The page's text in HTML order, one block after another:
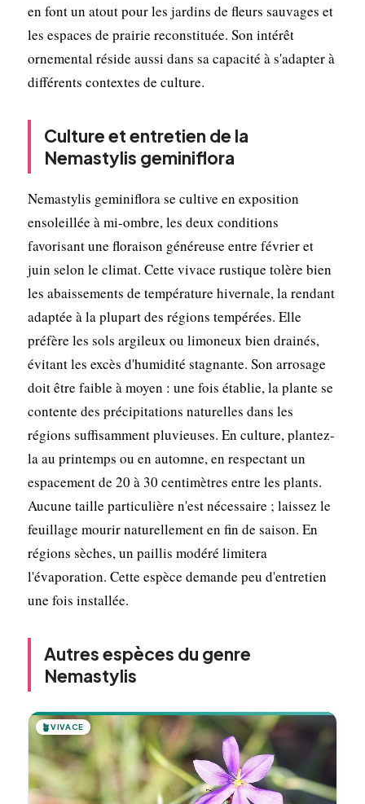
en font un atout pour les jardins de fleurs sauvages et
les espaces de prairie reconstituée. Son intérêt
ornemental réside aussi dans sa capacité à s'adapter à
différents contextes de culture.
Culture et entretien de la
Nemastylis geminiflora
Nemastylis geminiflora se cultive en exposition
ensoleillée à mi-ombre, les deux conditions
favorisant une floraison généreuse entre février et
juin selon le climat. Cette vivace rustique tolère bien
les abaissements de température hivernale, la rendant
adaptée à la plupart des régions tempérées. Elle
préfère les sols argileux ou limoneux bien drainés,
évitant les excès d'humidité stagnante. Son arrosage
doit être faible à moyen : une fois établie, la plante se
contente des précipitations naturelles dans les
régions suffisamment pluvieuses. En culture, plantez-
la au printemps ou en automne, en respectant un
espacement de 20 à 30 centimètres entre les plants.
Aucune taille particulière n'est nécessaire ; laissez le
feuillage mourir naturellement en fin de saison. En
régions sèches, un paillis modéré limitera
l'évaporation. Cette espèce demande peu d'entretien
une fois installée.
Autres espèces du genre
Nemastylis
🪴VIVACE